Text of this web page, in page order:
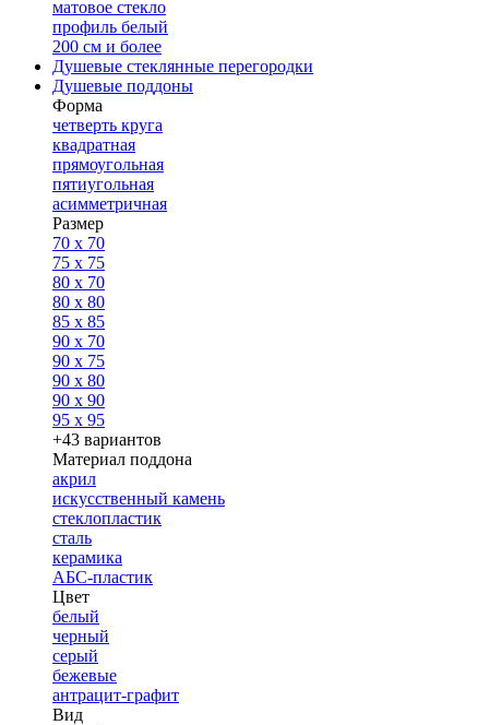
матовое стекло
профиль белый
200 см и более
Душевые стеклянные перегородки
Душевые поддоны
Форма
четверть круга
квадратная
прямоугольная
пятиугольная
асимметричная
Размер
70 x 70
75 x 75
80 x 70
80 x 80
85 x 85
90 x 70
90 x 75
90 x 80
90 x 90
95 x 95
+43 вариантов
Материал поддона
акрил
искусственный камень
стеклопластик
сталь
керамика
АБС-пластик
Цвет
белый
черный
серый
бежевые
антрацит-графит
Вид